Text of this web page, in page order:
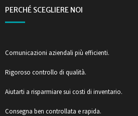
PERCHÉ SCEGLIERE NOI
Comunicazioni aziendali più efficienti.
Rigoroso controllo di qualità.
Aiutarti a risparmiare sui costi di inventario.
Consegna ben controllata e rapida.